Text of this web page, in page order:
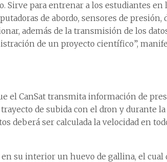
Sirve para entrenar a los estudiantes en
de abordo, sensores de presión,
además de la transmisión de los
de un proyecto científico”,
el CanSat transmita información de
de subida con el dron y durante
deberá ser calculada la velocidad en
su interior un huevo de gallina, el